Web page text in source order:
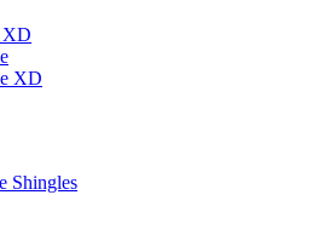
XD
XD
Shingles